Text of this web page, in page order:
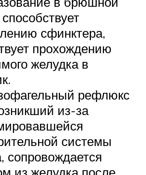
сфинктера,
прохождению
желудка в
рефлюкс
из-за
системы